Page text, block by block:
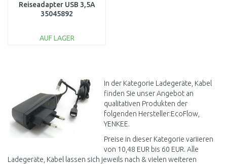
Reiseadapter USB 3,5A
35045892
AUF LAGER
Vergleichen
In der Kategorie Ladegeräte, Kabel
finden Sie unser Angebot an
qualitativen Produkten der
folgenden Hersteller:EcoFlow,
YENKEE.
Preise in dieser Kategorie variieren
von 10,48 EUR bis 60 EUR. Alle
Ladegeräte, Kabel lassen sich jeweils nach & vielen weiteren